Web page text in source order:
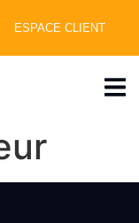
ESPACE CLIENT